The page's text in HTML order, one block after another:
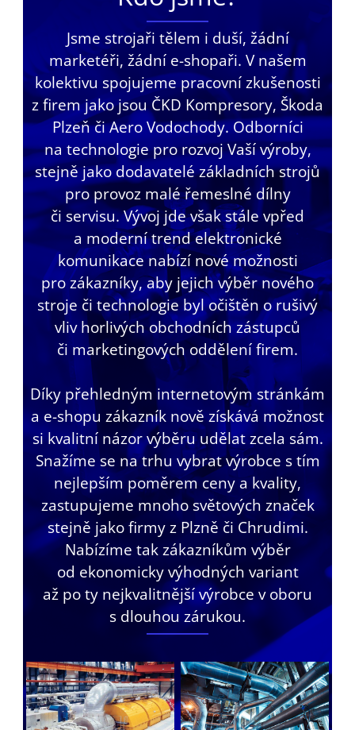
Jsme strojaři tělem i duší, žádní
marketéři, žádní e-shopaři. V našem
kolektivu spojujeme pracovní zkušenosti
z firem jako jsou ČKD Kompresory, Škoda
Plzeň či Aero Vodochody. Odborníci
na technologie pro rozvoj Vaší výroby,
stejně jako dodavatelé základních strojů
pro provoz malé řemeslné dílny
či servisu. Vývoj jde však stále vpřed
a moderní trend elektronické
komunikace nabízí nové možnosti
pro zákazníky, aby jejich výběr nového
stroje či technologie byl očištěn o rušivý
vliv horlivých obchodních zástupců
či marketingových oddělení firem.
Díky přehledným internetovým stránkám
a e-shopu zákazník nově získává možnost
si kvalitní názor výběru udělat zcela sám.
Snažíme se na trhu vybrat výrobce s tím
nejlepším poměrem ceny a kvality,
zastupujeme mnoho světových značek
stejně jako firmy z Plzně či Chrudimi.
Nabízíme tak zákazníkům výběr
od ekonomicky výhodných variant
až po ty nejkvalitnější výrobce v oboru
s dlouhou zárukou.